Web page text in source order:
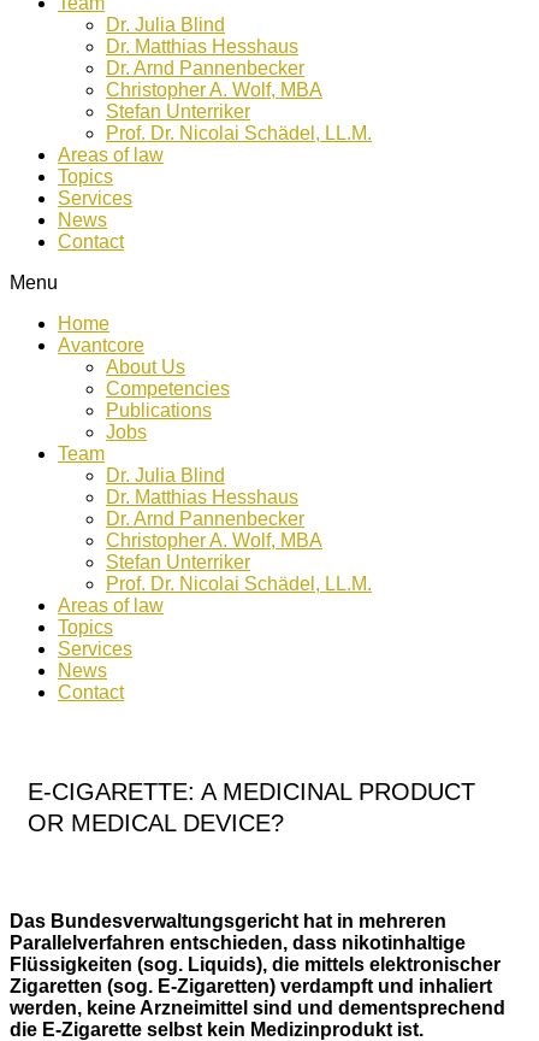
Dr. Julia Blind
Dr. Matthias Hesshaus
Dr. Arnd Pannenbecker
Christopher A. Wolf, MBA
Stefan Unterriker
Prof. Dr. Nicolai Schädel, LL.M.
Areas of law
Topics
Services
News
Contact
Menu
Home
Avantcore
About Us
Competencies
Publications
Jobs
Team
Dr. Julia Blind
Dr. Matthias Hesshaus
Dr. Arnd Pannenbecker
Christopher A. Wolf, MBA
Stefan Unterriker
Prof. Dr. Nicolai Schädel, LL.M.
Areas of law
Topics
Services
News
Contact
E-CIGARETTE: A MEDICINAL PRODUCT
OR MEDICAL DEVICE?
Das Bundesverwaltungsgericht hat in mehreren
Parallelverfahren entschieden, dass nikotinhaltige
Flüssigkeiten (sog. Liquids), die mittels elektronischer
Zigaretten (sog. E-Zigaretten) verdampft und inhaliert
werden, keine Arzneimittel sind und dementsprechend
die E-Zigarette selbst kein Medizinprodukt ist.